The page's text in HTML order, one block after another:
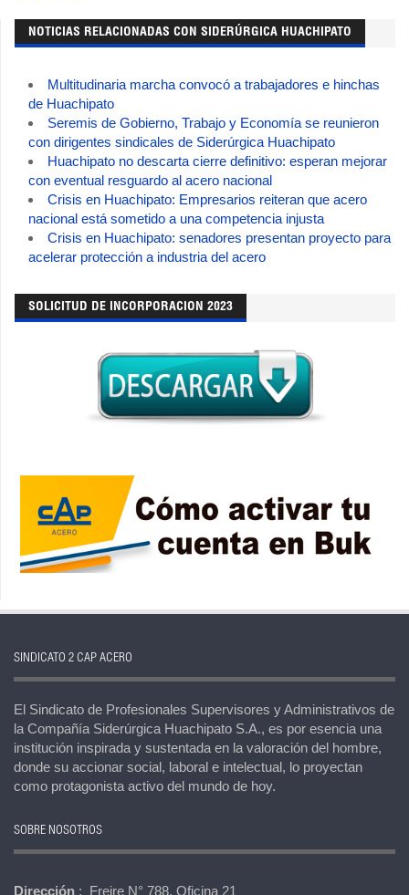
NOTICIAS RELACIONADAS CON SIDERÚRGICA HUACHIPATO
Multitudinaria marcha convocó a trabajadores e hinchas
de Huachipato
Seremis de Gobierno, Trabajo y Economía se reunieron
con dirigentes sindicales de Siderúrgica Huachipato
Huachipato no descarta cierre definitivo: esperan mejorar
con eventual resguardo al acero nacional
Crisis en Huachipato: Empresarios reiteran que acero
nacional está sometido a una competencia injusta
Crisis en Huachipato: senadores presentan proyecto para
acelerar protección a industria del acero
SOLICITUD DE INCORPORACION 2023
SINDICATO 2 CAP ACERO
El Sindicato de Profesionales Supervisores y Administrativos de
la Compañía Siderúrgica Huachipato S.A., es por esencia una
institución inspirada y sustentada en la valoración del hombre,
donde su accionar social, laboral e intelectual, lo proyectan
como protagonista activo del mundo de hoy.
SOBRE NOSOTROS
Dirección : Freire N° 788, Oficina 21